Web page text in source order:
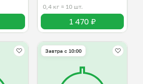
Цезарь
0,4 кг ≈ 10 шт.
1 470 ₽
Завтра c 10:00